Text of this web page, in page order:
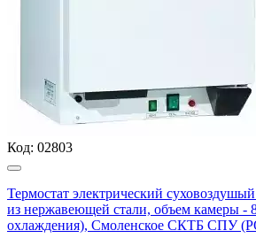
Код: 02803
Термостат электрический
из нержавеющей стали, объем камеры -
охлаждения), Смоленское СКТБ СПУ